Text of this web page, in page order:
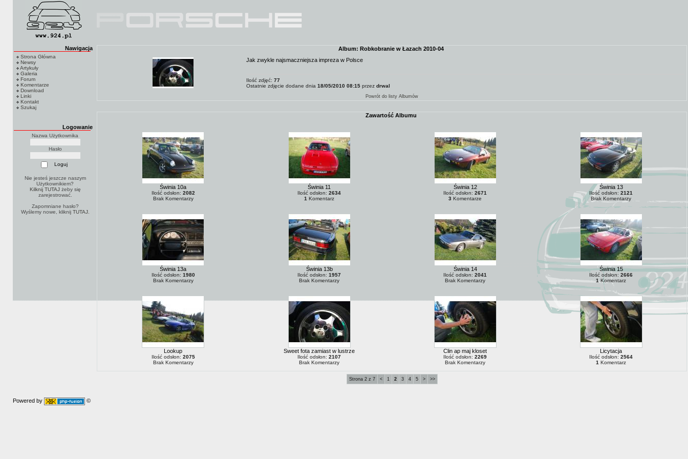
Nawigacja
Strona Główna
Newsy
Artykuły
Galeria
Forum
Komentarze
Download
Linki
Kontakt
Szukaj
Logowanie
Nazwa Użytkownika
Hasło
Nie jesteś jeszcze naszym
Użytkownikiem?
Kilknij TUTAJżeby się
zarejestrować.
Zapomniane hasło?
Wyślemy nowe, kliknij TUTAJ.
Album: Robkobranie w Łazach 2010-04
Jak zwykle najsmaczniejsza impreza w Polsce
Ilość zdjęć: 77
Ostatnie zdjęcie dodane dnia 18/05/2010 08:15 przez drwal
Powrót do listy Albumów
Zawartość Albumu
Świnia 10a
Ilość odsłon: 2082
Brak Komentarzy
Świnia 11
Ilość odsłon: 2634
1 Komentarz
Świnia 12
Ilość odsłon: 2671
3 Komentarze
Świnia 13
Ilość odsłon: 2121
Brak Komentarzy
Świnia 13a
Ilość odsłon: 1980
Brak Komentarzy
Świnia 13b
Ilość odsłon: 1957
Brak Komentarzy
Świnia 14
Ilość odsłon: 2041
Brak Komentarzy
Świnia 15
Ilość odsłon: 2666
1 Komentarz
Lookup
Ilość odsłon: 2075
Brak Komentarzy
Sweet fota zamiast w lustrze
Ilość odsłon: 2107
Brak Komentarzy
Clin ap maj kloset
Ilość odsłon: 2269
Brak Komentarzy
Licytacja
Ilość odsłon: 2564
1 Komentarz
Strona 2 z 7 < 1 2 3 4 5 > >>
Powered by ©